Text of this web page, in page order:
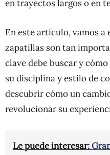
en trayectos largos o en
En este artículo, vamos a
zapatillas son tan
clave debe buscar y
su disciplina y estilo de
descubrir cómo un
revolucionar su
Le puede interesar: